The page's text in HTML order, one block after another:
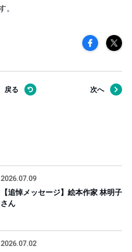
。
戻る 次へ
2026.07.09
【追悼メッセージ】絵本作家 林明子
さん
2026.07.02